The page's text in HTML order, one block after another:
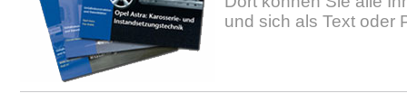
und sich als Text oder